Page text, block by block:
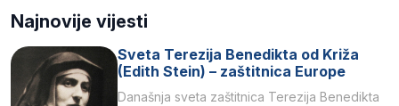
Najnovije vijesti
Sveta Terezija Benedikta od Križa
(Edith Stein) – zaštitnica Europe
Današnja sveta zaštitnica Terezija Benedikta